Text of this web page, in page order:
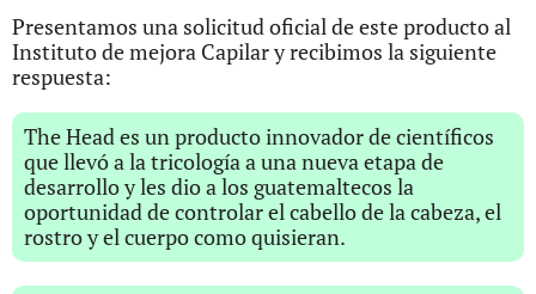
Presentamos una solicitud oficial de este producto al
Instituto de mejora Capilar y recibimos la siguiente
respuesta:
The Head es un producto innovador de científicos
que llevó a la tricología a una nueva etapa de
desarrollo y les dio a los guatemaltecos la
oportunidad de controlar el cabello de la cabeza, el
rostro y el cuerpo como quisieran.